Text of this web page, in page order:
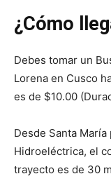
¿Cómo
Debes tomar un
Lorena en Cusco
es de $10.00
Desde Santa
Hidroeléctrica, el
trayecto es de 30